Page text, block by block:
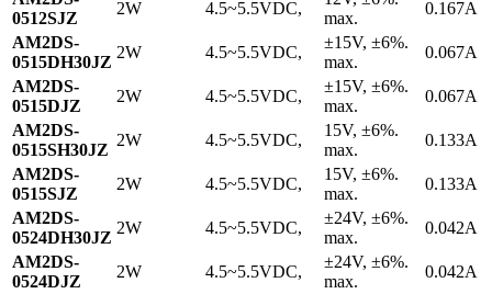
0512SJZ
2W 4.5~5.5VDC,
max.
0.167A
AM2DS-
0515DH30JZ
2W 4.5~5.5VDC,
±15V, ±6%.
max.
0.067A
AM2DS-
0515DJZ
2W 4.5~5.5VDC,
±15V, ±6%.
max.
0.067A
AM2DS-
0515SH30JZ
2W 4.5~5.5VDC,
15V, ±6%.
max.
0.133A
AM2DS-
0515SJZ
2W 4.5~5.5VDC,
15V, ±6%.
max.
0.133A
AM2DS-
0524DH30JZ
2W 4.5~5.5VDC,
±24V, ±6%.
max.
0.042A
AM2DS-
0524DJZ
2W 4.5~5.5VDC,
±24V, ±6%.
max.
0.042A